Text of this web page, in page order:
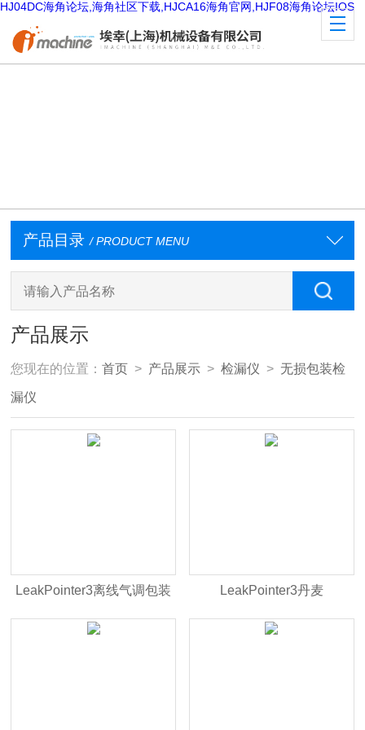
HJ04DC海角论坛,海角社区下载,HJCA16海角官网,HJF08海角论坛IOS
产品目录 / PRODUCT MENU
产品展示
您现在的位置：首页 > 产品展示 >检漏仪 > 无损包装检
漏仪
LeakPointer3离线气调包装
无损泄漏测试仪
LeakPointer3丹麦
Dansensor气调包装密封泄